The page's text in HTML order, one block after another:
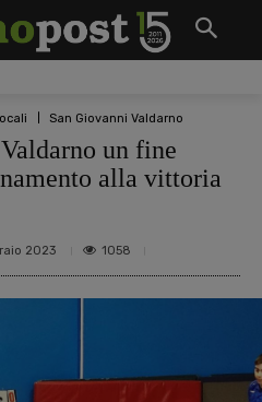
San Giovanni Valdarno
un fine
alla vittoria
2023 1058